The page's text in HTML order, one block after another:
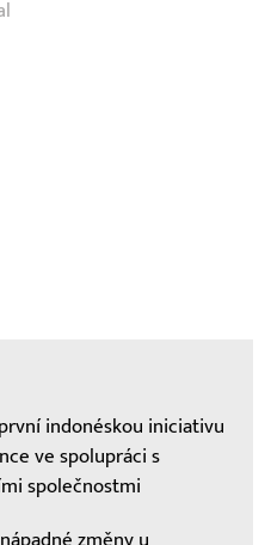
indonéskou iniciativu
ve spolupráci s
společnostmi